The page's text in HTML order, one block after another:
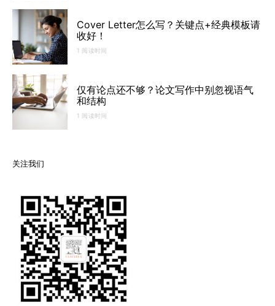
Cover Letter怎么写？关键点+经典模板请
收好！
1 阅读时间
仅有论点还不够？论文写作中别忽视语气
和结构
1 阅读时间
关注我们